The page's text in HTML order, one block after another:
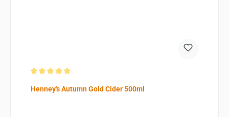
Henney's Autumn Gold Cider 500ml